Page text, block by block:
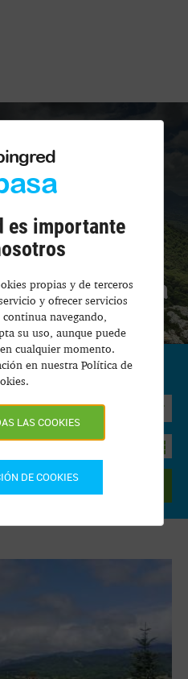
y Lizarraga
y disponibilidad
es importante
propias y de terceros
y ofrecer servicios
navegando,
su uso, aunque puede
cualquier momento.
en nuestra Política de
LAS COOKIES
DE COOKIES